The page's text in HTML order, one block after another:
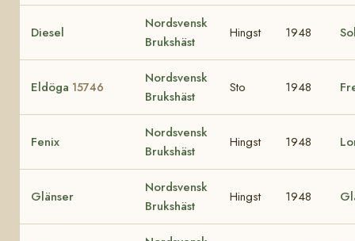
Diesel
Nordsvensk
Brukshäst
Hingst 1948
Eldöga 15746
Nordsvensk
Brukshäst
Sto 1948
Fenix
Nordsvensk
Brukshäst
Hingst 1948
Glänser
Nordsvensk
Brukshäst
Hingst 1948